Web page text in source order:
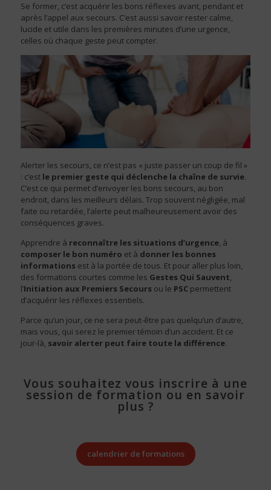
Se former, c’est acquérir les bons réflexes avant, pendant et
après l’appel aux secours. C’est aussi savoir rester calme,
lucide et utile dans les premières minutes d’une urgence,
celles où chaque geste peut compter.
Alerter les secours, ce n’est pas « juste passer un coup de fil »
: c’est le premier geste qui déclenche la chaîne de survie.
C’est ce qui permet d’envoyer les bons secours, au bon
endroit, dans les meilleurs délais. Trop souvent négligée, mal
faite ou retardée, l’alerte peut malheureusement avoir des
conséquences graves.
Apprendre à reconnaître les situations d’urgence, à
composer le bon numéro et à donner les bonnes
informations est à la portée de tous. Et pour aller plus loin,
des formations courtes comme les Gestes Qui Sauvent,
l’Initiation aux Premiers Secours ou le PSC permettent
d’acquérir les réflexes essentiels.
Parce qu’un jour, ce ne sera peut-être pas quelqu’un d’autre,
mais vous, qui serez le premier témoin d’un accident. Et ce
jour-là, savoir alerter peut faire toute la différence.
Vous souhaitez vous inscrire à une
session de formation ou en savoir
plus ?
calendrier de formations